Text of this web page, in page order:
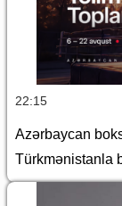
22:15
Azərbaycan
Türkmənistanla